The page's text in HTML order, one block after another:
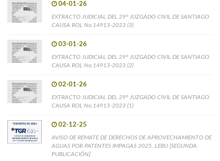
04-01-26
EXTRACTO JUDICIAL DEL 29° JUZGADO CIVIL DE SANTIAGO
CAUSA ROL No.14913-2023 (3)
03-01-26
EXTRACTO JUDICIAL DEL 29° JUZGADO CIVIL DE SANTIAGO
CAUSA ROL No.14913-2023 (2)
02-01-26
EXTRACTO JUDICIAL DEL 29° JUZGADO CIVIL DE SANTIAGO
CAUSA ROL No.14913-2023 (1)
02-12-25
AVISO DE REMATE DE DERECHOS DE APROVECHAMIENTO DE
AGUAS POR PATENTES IMPAGAS 2025, LEBU [SEGUNDA
PUBLICACIÓN]